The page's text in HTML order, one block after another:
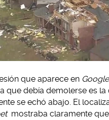
que aparece en
que debía demolerse es la
se echó abajo. El
mostraba claramente